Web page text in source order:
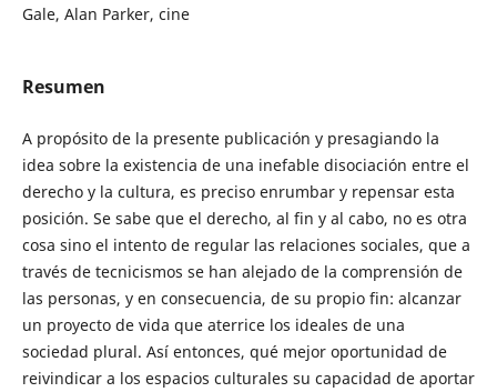
Gale, Alan Parker, cine
Resumen
A propósito de la presente publicación y presagiando la
idea sobre la existencia de una inefable disociación entre el
derecho y la cultura, es preciso enrumbar y repensar esta
posición. Se sabe que el derecho, al fin y al cabo, no es otra
cosa sino el intento de regular las relaciones sociales, que a
través de tecnicismos se han alejado de la comprensión de
las personas, y en consecuencia, de su propio fin: alcanzar
un proyecto de vida que aterrice los ideales de una
sociedad plural. Así entonces, qué mejor oportunidad de
reivindicar a los espacios culturales su capacidad de aportar